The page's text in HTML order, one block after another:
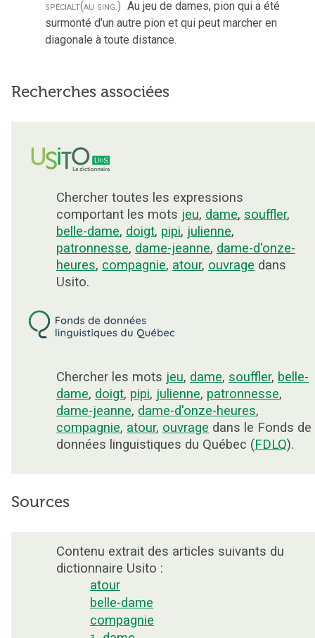
spécialt(au sing.) Au jeu de dames, pion qui a été
surmonté d’un autre pion et qui peut marcher en
diagonale à toute distance.
Recherches associées
Chercher toutes les expressions
comportant les mots jeu, dame, souffler,
belle-dame, doigt, pipi, julienne,
patronnesse, dame-jeanne, dame-d'onze-
heures, compagnie, atour, ouvrage dans
Usito.
Chercher les mots jeu, dame, souffler, belle-
dame, doigt, pipi, julienne, patronnesse,
dame-jeanne, dame-d'onze-heures,
compagnie, atour, ouvrage dans le Fonds de
données linguistiques du Québec (FDLQ).
Sources
Contenu extrait des articles suivants du
dictionnaire Usito :
atour
belle-dame
compagnie